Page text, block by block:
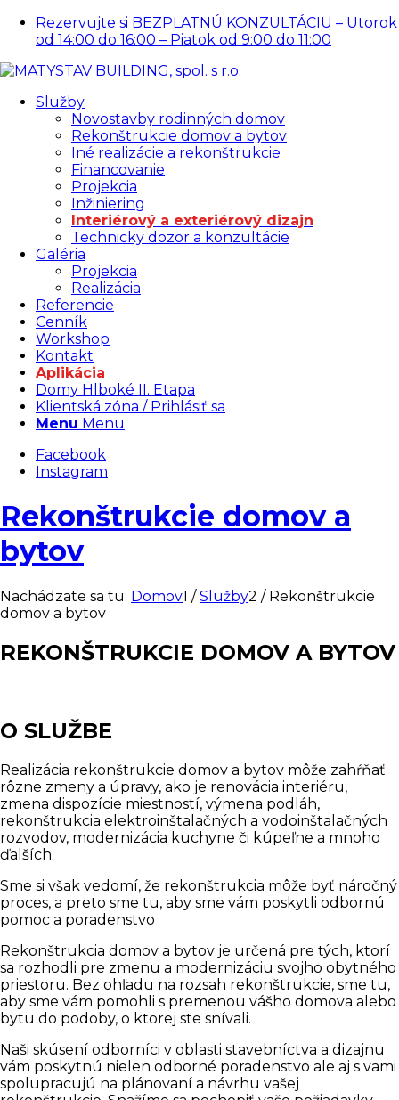
Rezervujte si BEZPLATNÚ KONZULTÁCIU – Utorok
od 14:00 do 16:00 – Piatok od 9:00 do 11:00
Služby
Novostavby rodinných domov
Rekonštrukcie domov a bytov
Iné realizácie a rekonštrukcie
Financovanie
Projekcia
Inžiniering
Interiérový a exteriérový dizajn
Technicky dozor a konzultácie
Galéria
Projekcia
Realizácia
Referencie
Cenník
Workshop
Kontakt
Aplikácia
Domy Hlboké II. Etapa
Klientská zóna / Prihlásiť sa
Menu Menu
Facebook
Instagram
Rekonštrukcie domov a
bytov
Nachádzate sa tu: Domov1 / Služby2 / Rekonštrukcie
domov a bytov
REKONŠTRUKCIE DOMOV A BYTOV
O SLUŽBE
Realizácia rekonštrukcie domov a bytov môže zahŕňať
rôzne zmeny a úpravy, ako je renovácia interiéru,
zmena dispozície miestností, výmena podláh,
rekonštrukcia elektroinštalačných a vodoinštalačných
rozvodov, modernizácia kuchyne či kúpeľne a mnoho
ďalších.
Sme si však vedomí, že rekonštrukcia môže byť náročný
proces, a preto sme tu, aby sme vám poskytli odbornú
pomoc a poradenstvo
Rekonštrukcia domov a bytov je určená pre tých, ktorí
sa rozhodli pre zmenu a modernizáciu svojho obytného
priestoru. Bez ohľadu na rozsah rekonštrukcie, sme tu,
aby sme vám pomohli s premenou vášho domova alebo
bytu do podoby, o ktorej ste snívali.
Naši skúsení odborníci v oblasti stavebníctva a dizajnu
vám poskytnú nielen odborné poradenstvo ale aj s vami
spolupracujú na plánovaní a návrhu vašej